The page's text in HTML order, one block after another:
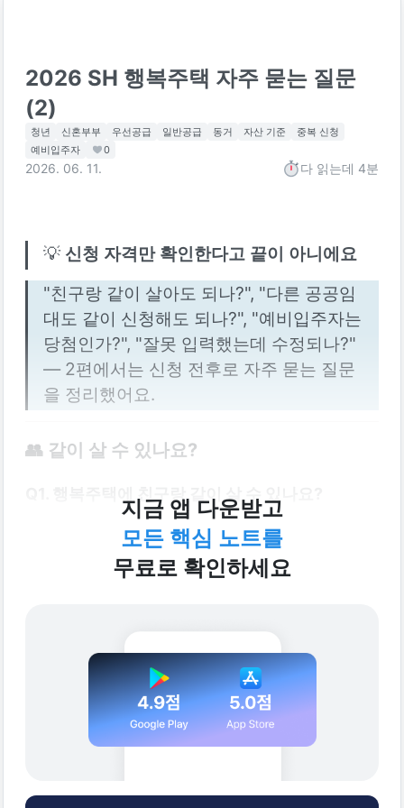
2026 SH 행복주택 자주 묻는 질문
(2)
청년 신혼부부 우선공급 일반공급 동거 자산 기준
중복 신청
예비입주자
0
2026. 06. 11. 다 읽는데 4분
💡 신청 자격만 확인한다고 끝이 아니에요
"친구랑 같이 살아도 되나?", "다른 공공임
대도 같이 신청해도 되나?", "예비입주자는
당첨인가?", "잘못 입력했는데 수정되나?"
— 2편에서는 신청 전후로 자주 묻는 질문
을 정리했어요.
👥 같이 살 수 있나요?
신청자 본인이 실제 거주
하는 거예요. 계약자는
공고 기준을 충족한 본인이어야 하고, 실제 입주도
본인이 해야 해요. 친구와 함께 사는 게 가능한지는
확인할 것
신청자 본인이 실제 거주하는지
친구가 전입신고를 할 수 있는지
계약상 동거인이 허용되는지
세대원 등록이 필요한지
지금 앱 다운받고
모든 핵심 노트를
무료로 확인하세요